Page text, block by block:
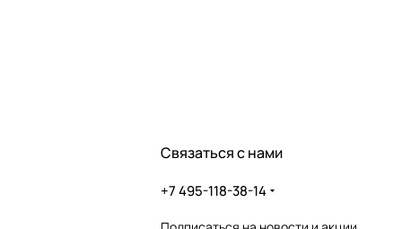
Связаться с нами
+7 495-118-38-14